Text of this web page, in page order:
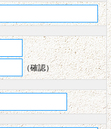
（確認）